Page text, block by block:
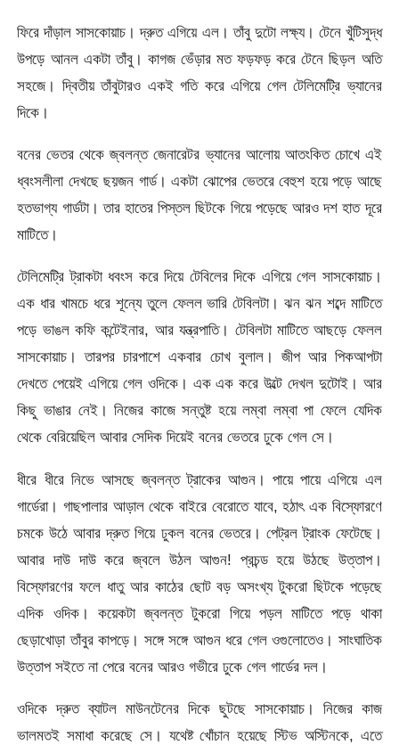
ফিরে দাঁড়াল সাসকোয়াচ। দ্রুত এগিয়ে এল। তাঁবু দুটো লক্ষ্য। টেনে খুঁটিসুদ্ধ
উপড়ে আনল একটা তাঁবু। কাগজ ভেঁড়ার মত ফড়ফড় করে টেনে ছিড়ল অতি
সহজে। দ্বিতীয় তাঁবুটারও একই গতি করে এগিয়ে গেল টেলিমেট্রি ভ্যানের
দিকে।
বনের ভেতর থেকে জ্বলন্ত জেনারেটর ভ্যানের আলোয় আতংকিত চোখে এই
ধ্বংসলীলা দেখছে ছয়জন গার্ড। একটা ঝোপের ভেতরে বেহুশ হয়ে পড়ে আছে
হতভাগ্য গার্ডটা। তার হাতের পিস্তল ছিটকে গিয়ে পড়েছে আরও দশ হাত দূরে
মাটিতে।
টেলিমেট্রি ট্রাকটা ধবংস করে দিয়ে টেবিলের দিকে এগিয়ে গেল সাসকোয়াচ।
এক ধার খামচে ধরে শূন্যে তুলে ফেলল ভারি টেবিলটা। ঝন ঝন শব্দে মাটিতে
পড়ে ভাঙল কফি কন্টেইনার, আর যন্ত্রপাতি। টেবিলটা মাটিতে আছড়ে ফেলল
সাসকোয়াচ। তারপর চারপাশে একবার চোখ বুলাল। জীপ আর পিকআপটা
দেখতে পেয়েই এগিয়ে গেল ওদিকে। এক এক করে উল্টে দেখল দুটোই। আর
কিছু ভাঙার নেই। নিজের কাজে সন্তুষ্ট হয়ে লম্বা লম্বা পা ফেলে যেদিক
থেকে বেরিয়েছিল আবার সেদিক দিয়েই বনের ভেতরে ঢুকে গেল সে।
ধীরে ধীরে নিভে আসছে জ্বলন্ত ট্রাকের আগুন। পায়ে পায়ে এগিয়ে এল
গার্ডেরা। গাছপালার আড়াল থেকে বাইরে বেরোতে যাবে, হঠাৎ এক বিস্ফোরণে
চমকে উঠে আবার দ্রুত গিয়ে ঢুকল বনের ভেতরে। পেট্রল ট্রাংক ফেটেছে।
আবার দাউ দাউ করে জ্বলে উঠল আগুন! প্রচন্ড হয়ে উঠছে উত্তাপ।
বিস্ফোরণের ফলে ধাতু আর কাঠের ছোট বড় অসংখ্য টুকরো ছিটকে পড়েছে
এদিক ওদিক। কয়েকটা জ্বলন্ত টুকরো গিয়ে পড়ল মাটিতে পড়ে থাকা
ছেড়াখোড়া তাঁবুর কাপড়ে। সঙ্গে সঙ্গে আগুন ধরে গেল ওগুলোতেও। সাংঘাতিক
উত্তাপ সইতে না পেরে বনের আরও গভীরে ঢুকে গেল গার্ডের দল।
ওদিকে দ্রুত ব্যাটল মাউনটেনের দিকে ছুটছে সাসকোয়াচ। নিজের কাজ
ভালমতই সমাধা করেছে সে। যথেষ্ট খোঁচান হয়েছে স্টিভ অস্টিনকে, এতে